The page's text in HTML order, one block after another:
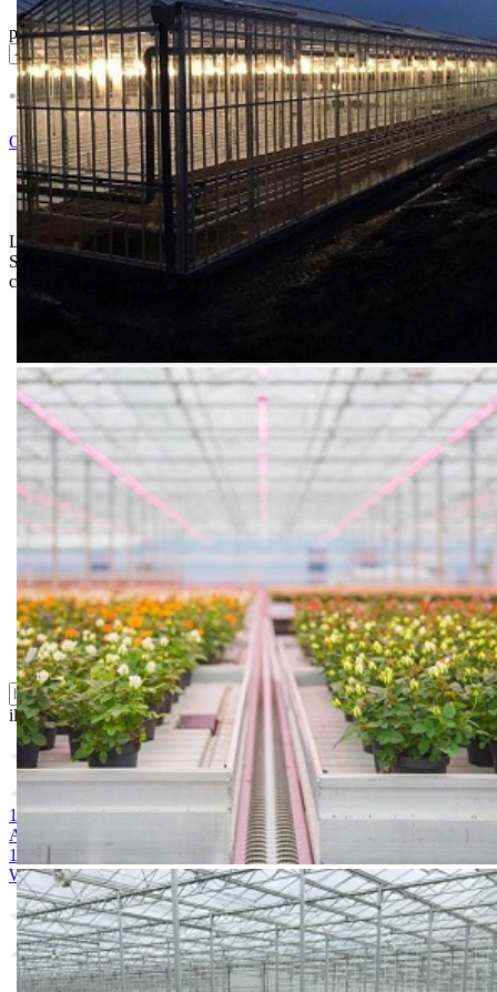
pakovanje
* U cenu je uracunat PDV * Nema Na Stanju !
Ocenite i napišite preporuku
Isporuka Info
Limit za porudžbinu je
500.00 dinara
za isporuku na teritoriji
Srbije. Za inostranstvo, molimo da nas kontaktirate za informacije o
ceni i mogućnostima isporuke.
Biostimulacija
Dezinfekcija
Feromoni i klopke
Folije i agrotekstili
Oprema i instrumenti
Semena povrća
Sredstva za ishranu biljaka
Sredstva za zaštitu biljaka
Supstrati
Zaštita ... u 10 litara
ili probajte naprednu:pretragu
1. Acoustic 1l 2. SUPERNOVA 72 WP 3. PREVENT 80 WP
4.
ALIJANSA PLUS
5. ENYGMA 62,5 WG
6. GALOFUNGIN T
1 lit
8. AZAKA 250 SC
WP 10. KOCIDE 2000